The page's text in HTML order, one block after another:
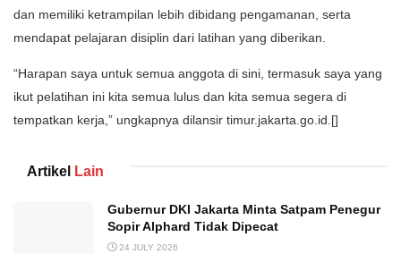
dan memiliki ketrampilan lebih dibidang pengamanan, serta
mendapat pelajaran disiplin dari latihan yang diberikan.
“Harapan saya untuk semua anggota di sini, termasuk saya yang
ikut pelatihan ini kita semua lulus dan kita semua segera di
tempatkan kerja,” ungkapnya dilansir timur.jakarta.go.id.[]
Artikel Lain
Gubernur DKI Jakarta Minta Satpam Penegur
Sopir Alphard Tidak Dipecat
24 JULY 2026